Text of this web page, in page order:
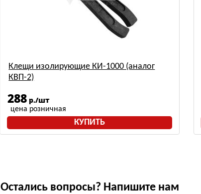
Клещи изолирующие КИ-1000 (аналог
КВП-2)
288 р./шт
цена розничная
КУПИТЬ
Остались вопросы? Напишите нам